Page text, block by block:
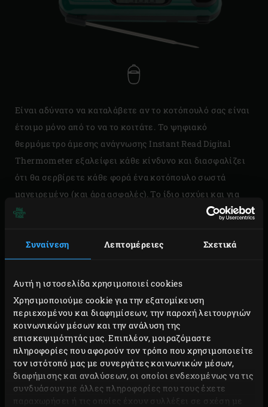
Συναίνεση Λεπτομέρειες Σχετικά
Αυτή η ιστοσελίδα χρησιμοποιεί cookies
Χρησιμοποιούμε cookie για την εξατομίκευση
περιεχομένου και διαφημίσεων, την παροχή λειτουργιών
κοινωνικών μέσων και την ανάλυση της
επισκεψιμότητάς μας. Επιπλέον, μοιραζόμαστε
πληροφορίες που αφορούν τον τρόπο που χρησιμοποιείτε
τον ιστότοπό μας με συνεργάτες κοινωνικών μέσων,
διαφήμισης και αναλύσεων, οι οποίοι ενδεχομένως να τις
συνδυάσουν με άλλες πληροφορίες που τους έχετε
παραχωρήσει ή τις οποίες έχουν συλλέξει σε σχέση με
Είναι αδύνατο να καταλάβετε αν το κοτόπουλό σας είναι
έτοιμο μόνο από το να το κοιτάτε. Το ψηφιακό
θερμόμετρο άμεσης ανάγνωσης Instant Read Digital
Thermometer εξαλείφει κάθε κίνδυνο και διασφαλίζει
ότι θα σερβίρετε κάθε φορά ένα κοτόπουλο σωστά
μαγειρεμένο (και άρα ασφαλές). Το ίδιο ισχύει και για
όλα τα άλλα υλικά σας. Βυθίστε τον χαλύβδινο αισθητήρα
μέσα στο κρέας, το ψάρι ή το πουλερικό που ψήνετε και
μέσα σε λίγα δευτερόλεπτα η μεγάλη οθόνη LCD θα
εμφανίσει τη θερμοκρασία του πυρήνα του φαγητού σας.
Η συνταγή σας είναι γραμμένη σε °F; Κανένα πρόβλημα.
Το μαγικό αυτό θερμόμετρο σας μεταφράζει τη
θερμοκρασία σε °C. Φροντίστε να συμβουλευτείτε τον
χρήσιμο πίνακα για ιδανικές θερμοκρασίες. Γρήγορο και
ακριβές; Ο καλύτερος υπάλληλος!
119575